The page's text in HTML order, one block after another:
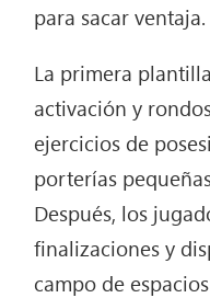
para sacar ventaja.
La primera
activación y
ejercicios de
porterías
Después, los
finalizaciones y
campo de